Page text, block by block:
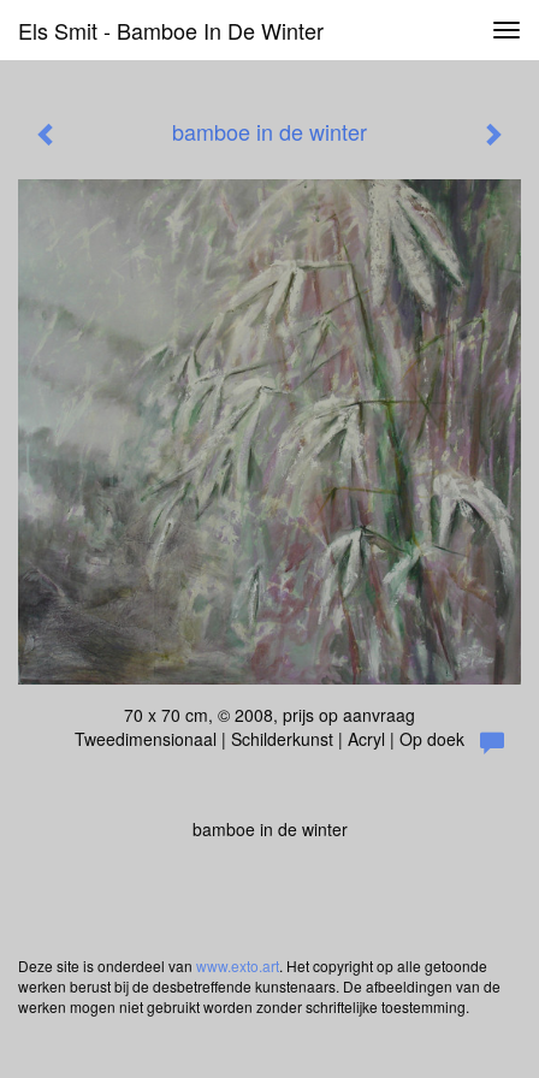
Els Smit - Bamboe In De Winter
bamboe in de winter
70 x 70 cm, © 2008, prijs op aanvraag
Tweedimensionaal | Schilderkunst | Acryl | Op doek
bamboe in de winter
Deze site is onderdeel van www.exto.art. Het copyright op alle getoonde
werken berust bij de desbetreffende kunstenaars. De afbeeldingen van de
werken mogen niet gebruikt worden zonder schriftelijke toestemming.